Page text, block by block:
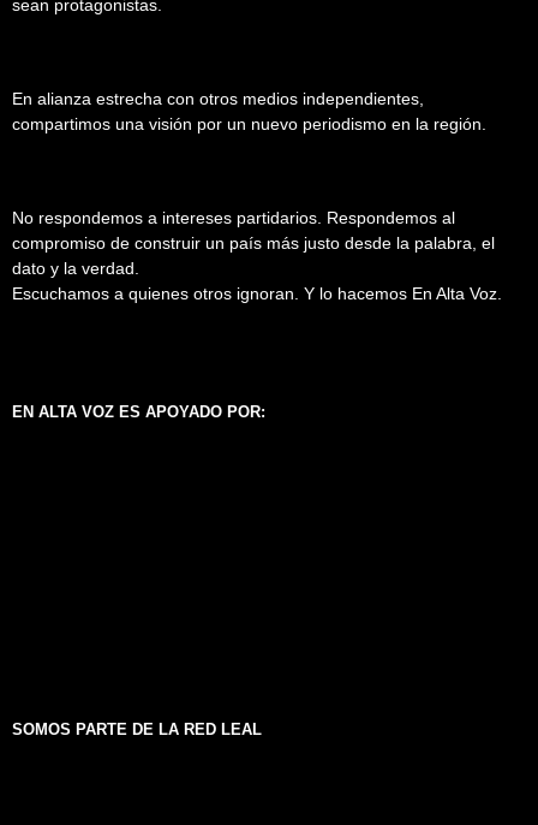
sean protagonistas.
En alianza estrecha con otros medios independientes,
compartimos una visión por un nuevo periodismo en la región.
No respondemos a intereses partidarios. Respondemos al
compromiso de construir un país más justo desde la palabra, el
dato y la verdad.
Escuchamos a quienes otros ignoran. Y lo hacemos En Alta Voz.
EN ALTA VOZ ES APOYADO POR:
SOMOS PARTE DE LA RED LEAL